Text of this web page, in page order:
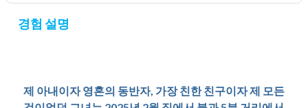
경험 설명
제 아내이자 영혼의 동반자, 가장 친한 친구이자 제 모든